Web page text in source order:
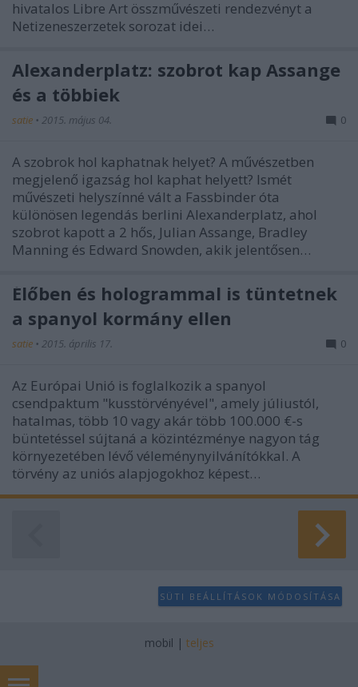
hivatalos Libre Art összművészeti rendezvényt a
Netizeneszerzetek sorozat idei…
Alexanderplatz: szobrot kap Assange
és a többiek
satie • 2015. május 04. 0
A szobrok hol kaphatnak helyet? A művészetben
megjelenő igazság hol kaphat helyett? Ismét
művészeti helyszínné vált a Fassbinder óta
különösen legendás berlini Alexanderplatz, ahol
szobrot kapott a 2 hős, Julian Assange, Bradley
Manning és Edward Snowden, akik jelentősen…
Élőben és hologrammal is tüntetnek
a spanyol kormány ellen
satie • 2015. április 17. 0
Az Európai Unió is foglalkozik a spanyol
csendpaktum "kusstörvényével", amely júliustól,
hatalmas, több 10 vagy akár több 100.000 €-s
büntetéssel sújtaná a közintézménye nagyon tág
környezetében lévő véleménynyilvánítókkal. A
törvény az uniós alapjogokhoz képest…
SÜTI BEÁLLÍTÁSOK MÓDOSÍTÁSA
mobil | teljes